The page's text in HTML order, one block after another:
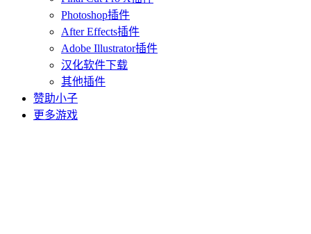
Photoshop插件
After Effects插件
Adobe Illustrator插件
汉化软件下载
其他插件
赞助小子
更多游戏